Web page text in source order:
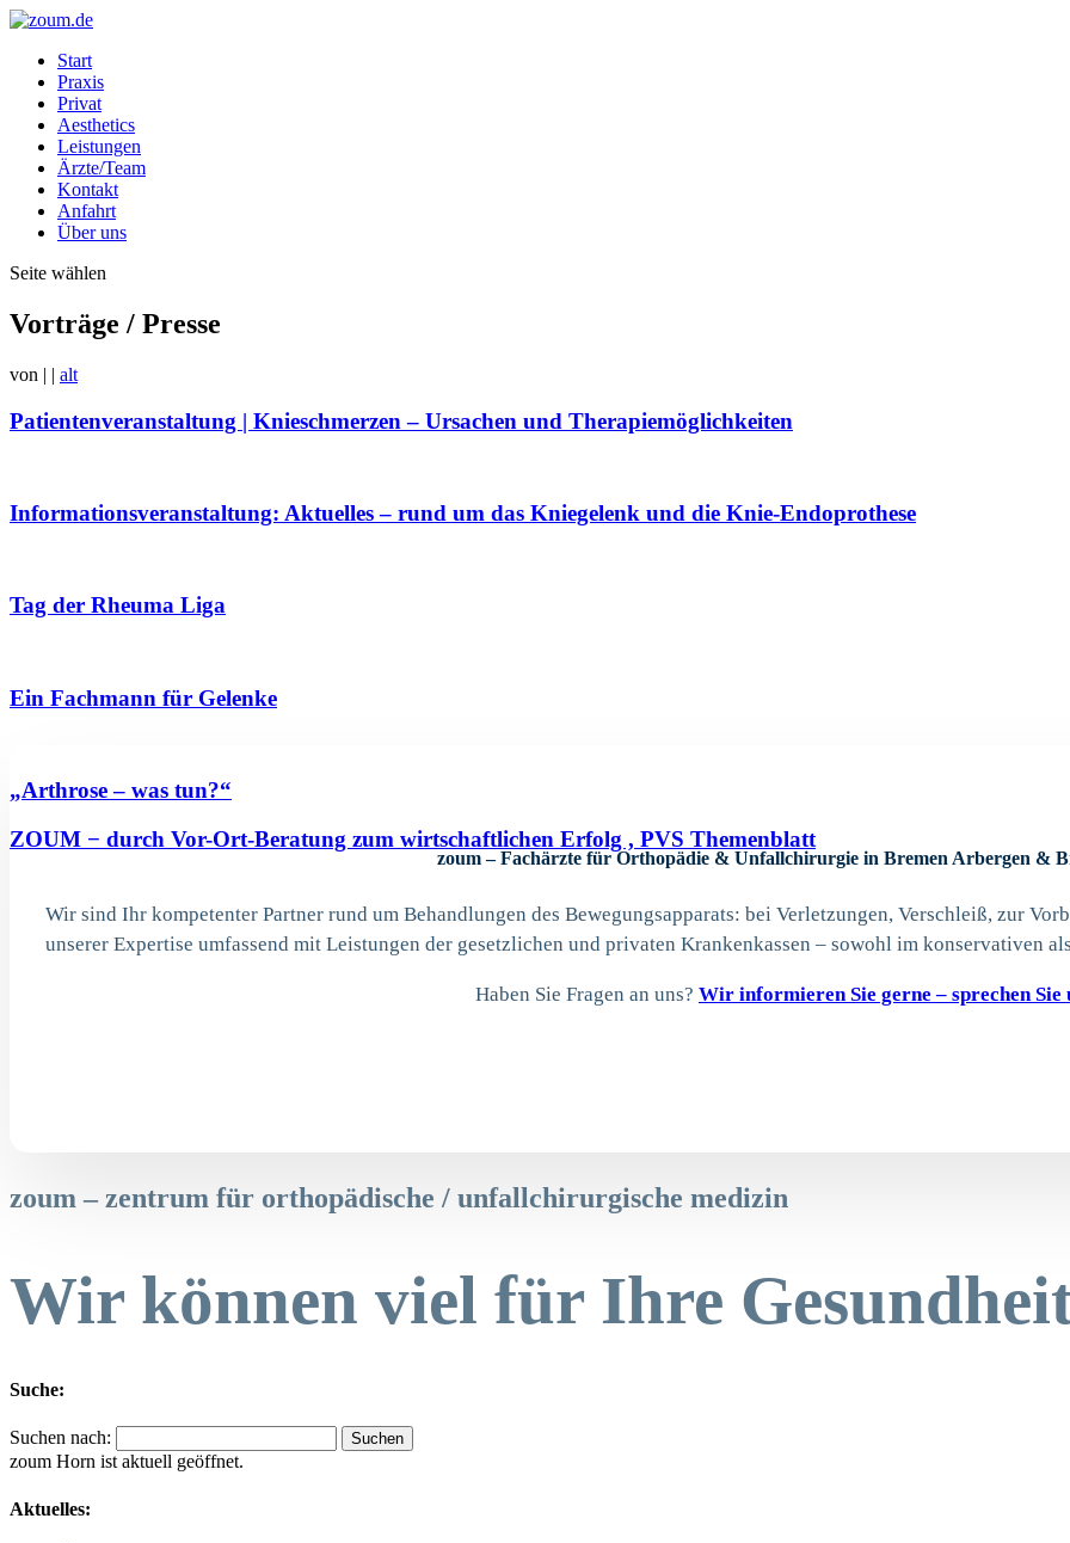
Start
Praxis
Privat
Aesthetics
Leistungen
Ärzte/Team
Kontakt
Anfahrt
Über uns
Seite wählen
Vorträge / Presse
von | | alt
Patientenveranstaltung | Knieschmerzen – Ursachen und Therapiemöglichkeiten
Informationsveranstaltung: Aktuelles – rund um das Kniegelenk und die Knie-Endoprothese
Tag der Rheuma Liga
Ein Fachmann für Gelenke
„Arthrose – was tun?“
ZOUM − durch Vor-Ort-Beratung zum wirtschaftlichen Erfolg , PVS Themenblatt
zoum – Fachärzte für Orthopädie & Unfallchirurgie in Bremen Arbergen &
Wir sind Ihr kompetenter Partner rund um Behandlungen des Bewegungsapparats: bei Verletzungen, Verschleiß, zur
unserer Expertise umfassend mit Leistungen der gesetzlichen und privaten Krankenkassen – sowohl im konservativen
Haben Sie Fragen an uns? Wir informieren Sie gerne – sprechen Sie
zoum – zentrum für orthopädische / unfallchirurgische medizin
Wir können viel für Ihre
Suche:
Suchen nach:
zoum Horn ist aktuell geöffnet.
Aktuelles: